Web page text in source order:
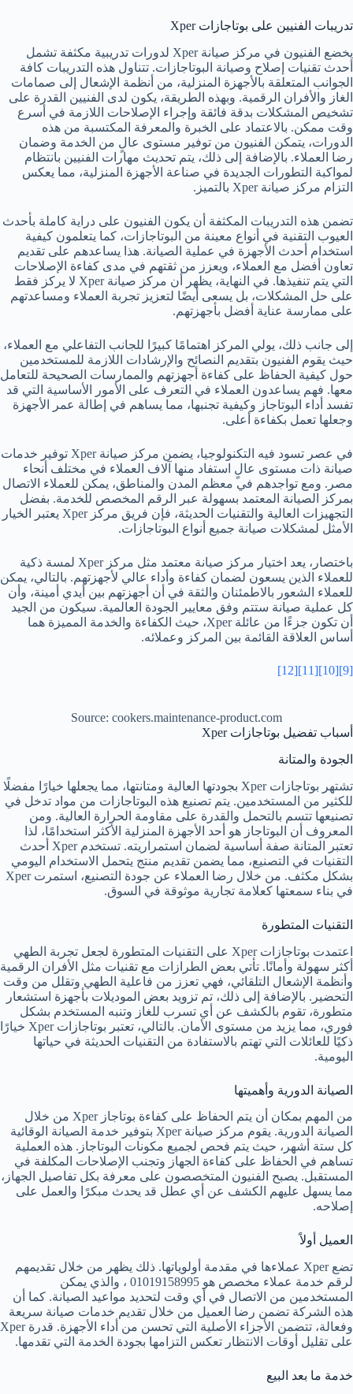
تدريبات الفنيين على بوتاجازات Xper
يخضع الفنيون في مركز صيانة Xper لدورات تدريبية مكثفة تشمل
أحدث تقنيات إصلاح وصيانة البوتاجازات. تتناول هذه التدريبات كافة
الجوانب المتعلقة بالأجهزة المنزلية، من أنظمة الإشعال إلى صمامات
الغاز والأفران الرقمية. وبهذه الطريقة، يكون لدى الفنيين القدرة على
تشخيص المشكلات بدقة فائقة وإجراء الإصلاحات اللازمة في أسرع
وقت ممكن. بالاعتماد على الخبرة والمعرفة المكتسبة من هذه
الدورات، يتمكن الفنيون من توفير مستوى عالٍ من الخدمة وضمان
رضا العملاء. بالإضافة إلى ذلك، يتم تحديث مهارات الفنيين بانتظام
لمواكبة التطورات الجديدة في صناعة الأجهزة المنزلية، مما يعكس
التزام مركز صيانة Xper بالتميز.
تضمن هذه التدريبات المكثفة أن يكون الفنيون على دراية كاملة بأحدث
العيوب التقنية في أنواع معينة من البوتاجازات، كما يتعلمون كيفية
استخدام أحدث الأجهزة في عملية الصيانة. هذا يساعدهم على تقديم
تعاون أفضل مع العملاء، ويعزز من ثقتهم في مدى كفاءة الإصلاحات
التي يتم تنفيذها. في النهاية، يظهر أن مركز صيانة Xper لا يركز فقط
على حل المشكلات، بل يسعى أيضًا لتعزيز تجربة العملاء ومساعدتهم
على ممارسة عناية أفضل بأجهزتهم.
إلى جانب ذلك، يولي المركز اهتمامًا كبيرًا للجانب التفاعلي مع العملاء،
حيث يقوم الفنيون بتقديم النصائح والإرشادات اللازمة للمستخدمين
حول كيفية الحفاظ على كفاءة أجهزتهم والممارسات الصحيحة للتعامل
معها. فهم يساعدون العملاء في التعرف على الأمور الأساسية التي قد
تفسد أداء البوتاجاز وكيفية تجنبها، مما يساهم في إطالة عمر الأجهزة
وجعلها تعمل بكفاءة أعلى.
في عصر تسود فيه التكنولوجيا، يضمن مركز صيانة Xper توفير خدمات
صيانة ذات مستوى عالٍ استفاد منها آلاف العملاء في مختلف أنحاء
مصر. ومع تواجدهم في معظم المدن والمناطق، يمكن للعملاء الاتصال
بمركز الصيانة المعتمد بسهولة عبر الرقم المخصص للخدمة. بفضل
التجهيزات العالية والتقنيات الحديثة، فإن فريق مركز Xper يعتبر الخيار
الأمثل لمشكلات صيانة جميع أنواع البوتاجازات.
باختصار، يعد اختيار مركز صيانة معتمد مثل مركز Xper لمسة ذكية
للعملاء الذين يسعون لضمان كفاءة وأداء عالي لأجهزتهم. بالتالي، يمكن
للعملاء الشعور بالاطمئنان والثقة في أن أجهزتهم بين أيدي أمينة، وأن
كل عملية صيانة ستتم وفق معايير الجودة العالمية. سيكون من الجيد
أن تكون جزءًا من عائلة Xper، حيث الكفاءة والخدمة المميزة هما
أساس العلاقة القائمة بين المركز وعملائه.
[9]
[10]
[11]
[12]
Source: cookers.maintenance-product.com
أسباب تفضيل بوتاجازات Xper
الجودة والمتانة
تشتهر بوتاجازات Xper بجودتها العالية ومتانتها، مما يجعلها خيارًا مفضلًا
للكثير من المستخدمين. يتم تصنيع هذه البوتاجازات من مواد تدخل في
تصنيعها تتسم بالتحمل والقدرة على مقاومة الحرارة العالية. ومن
المعروف أن البوتاجاز هو أحد الأجهزة المنزلية الأكثر استخدامًا، لذا
تعتبر المتانة صفة أساسية لضمان استمراريته. تستخدم Xper أحدث
التقنيات في التصنيع، مما يضمن تقديم منتج يتحمل الاستخدام اليومي
بشكل مكثف. من خلال رضا العملاء عن جودة التصنيع، استمرت Xper
في بناء سمعتها كعلامة تجارية موثوقة في السوق.
التقنيات المتطورة
اعتمدت بوتاجازات Xper على التقنيات المتطورة لجعل تجربة الطهي
أكثر سهولة وأمانًا. تأتي بعض الطرازات مع تقنيات مثل الأفران الرقمية
وأنظمة الإشعال التلقائي، فهي تعزز من فاعلية الطهي وتقلل من وقت
التحضير. بالإضافة إلى ذلك، تم تزويد بعض الموديلات بأجهزة استشعار
متطورة، تقوم بالكشف عن أي تسرب للغاز وتنبه المستخدم بشكل
فوري، مما يزيد من مستوى الأمان. بالتالي، تعتبر بوتاجازات Xper خيارًا
ذكيًا للعائلات التي تهتم بالاستفادة من التقنيات الحديثة في حياتها
اليومية.
الصيانة الدورية وأهميتها
من المهم بمكان أن يتم الحفاظ على كفاءة بوتاجاز Xper من خلال
الصيانة الدورية. يقوم مركز صيانة Xper بتوفير خدمة الصيانة الوقائية
كل ستة أشهر، حيث يتم فحص لجميع مكونات البوتاجاز. هذه العملية
تساهم في الحفاظ على كفاءة الجهاز وتجنب الإصلاحات المكلفة في
المستقبل. يصبح الفنيون المتخصصون على معرفة بكل تفاصيل الجهاز،
مما يسهل عليهم الكشف عن أي عطل قد يحدث مبكرًا والعمل على
إصلاحه.
العميل أولاً
تضع Xper عملاءها في مقدمة أولوياتها. ذلك يظهر من خلال تقديمهم
لرقم خدمة عملاء مخصص هو 01019158995 ، والذي يمكن
المستخدمين من الاتصال في أي وقت لتحديد مواعيد الصيانة. كما أن
هذه الشركة تضمن رضا العميل من خلال تقديم خدمات صيانة سريعة
وفعالة، تتضمن الأجزاء الأصلية التي تحسن من أداء الأجهزة. قدرة Xper
على تقليل أوقات الانتظار تعكس التزامها بجودة الخدمة التي تقدمها.
خدمة ما بعد البيع